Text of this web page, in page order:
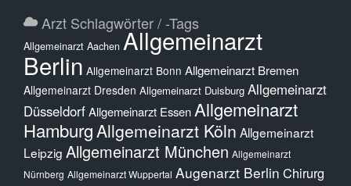
Arzt Schlagwörter / -Tags
Allgemeinarzt Aachen Allgemeinarzt
Berlin Allgemeinarzt Bonn Allgemeinarzt Bremen
Allgemeinarzt Dresden Allgemeinarzt Duisburg Allgemeinarzt
DüsseldorfAllgemeinarzt Essen Allgemeinarzt
HamburgAllgemeinarzt Köln Allgemeinarzt
Leipzig Allgemeinarzt München Allgemeinarzt
Nürnberg Allgemeinarzt Wuppertal Augenarzt Berlin Chirurg